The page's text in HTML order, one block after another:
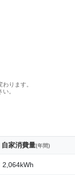
ります。
。
自家消費量(年間)
2,064kWh